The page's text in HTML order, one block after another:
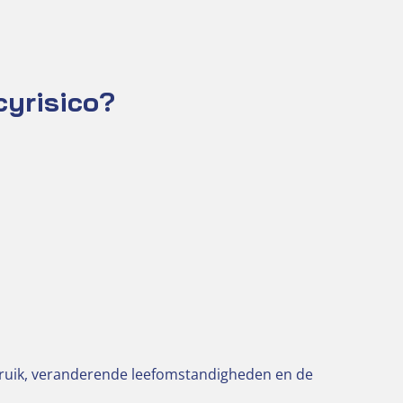
veranderende leefomstandigheden en de